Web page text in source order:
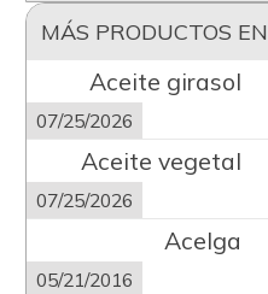
MÁS PRODUCTOS EN
Aceite girasol
07/25/2026
Aceite vegetal
07/25/2026
Acelga
05/21/2016